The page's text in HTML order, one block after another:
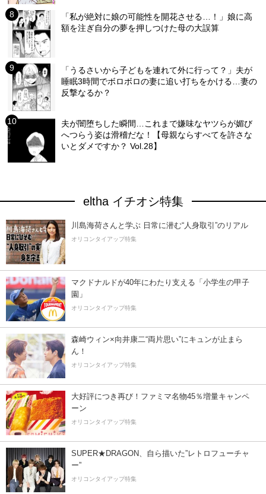
「私が絶対に娘の可能性を開花させる…！」娘に高
額を注ぎ自分の夢を押しつけた母の大誤算
「うるさいから子どもを連れて外に行って？」夫が
睡眠3時間でボロボロの妻に追い打ちをかける…妻の
反撃なるか？
夫が闇堕ちした瞬間…これまで嫌味なヤツらが媚び
へつらう姿は滑稽だな！【母親ならすべてを許さな
いとダメですか？ Vol.28】
eltha イチオシ特集
川島海荷さんと学ぶ 日常に潜む“人身取引”のリアル
オリコンタイアップ特集
マクドナルドが40年にわたり支える「小学生の甲子
園」
オリコンタイアップ特集
森崎ウィン×向井康二“両片思い”にキュンが止まら
ん！
オリコンタイアップ特集
大好評につき再び！ファミマ名物45％増量キャンペ
ーン
オリコンタイアップ特集
SUPER★DRAGON、自ら描いた”レトロフューチャ
ー”
オリコンタイアップ特集